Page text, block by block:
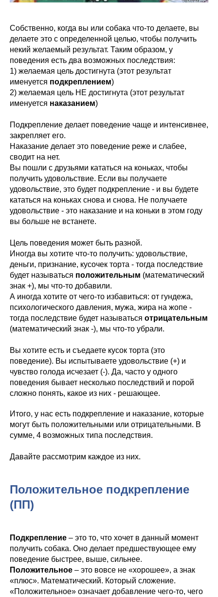
Собственно, когда вы или собака что-то делаете, вы
делаете это с определенной целью, чтобы получить
некий желаемый результат. Таким образом, у
поведения есть два возможных последствия:
1) желаемая цель достигнута (этот результат
именуется подкреплением)
2) желаемая цель НЕ достигнута (этот результат
именуется наказанием)
Подкрепление делает поведение чаще и интенсивнее,
закрепляет его.
Наказание делает это поведение реже и слабее,
сводит на нет.
Вы пошли с друзьями кататься на коньках, чтобы
получить удовольствие. Если вы получаете
удовольствие, это будет подкрепление - и вы будете
кататься на коньках снова и снова. Не получаете
удовольствие - это наказание и на коньки в этом году
вы больше не встанете.
Цель поведения может быть разной.
Иногда вы хотите что-то получить: удовольствие,
деньги, признание, кусочек торта - тогда последствие
будет называться положительным (математический
знак +), мы что-то добавили.
А иногда хотите от чего-то избавиться: от гундежа,
психологического давления, мужа, жира на жопе -
тогда последствие будет называться отрицательным
(математический знак -), мы что-то убрали.
Вы хотите есть и съедаете кусок торта (это
поведение). Вы испытываете удовольствие (+) и
чувство голода исчезает (-). Да, часто у одного
поведения бывает несколько последствий и порой
сложно понять, какое из них - решающее.
Итого, у нас есть подкрепление и наказание, которые
могут быть положительными или отрицательными. В
сумме, 4 возможных типа последствия.
Давайте рассмотрим каждое из них.
Положительное подкрепление
(ПП)
Подкрепление – это то, что хочет в данный момент
получить собака. Оно делает предшествующее ему
поведение быстрее, выше, сильнее.
Положительное – это вовсе не «хорошее», а знак
«плюс». Математический. Который сложение.
«Положительное» означает добавление чего-то, чего